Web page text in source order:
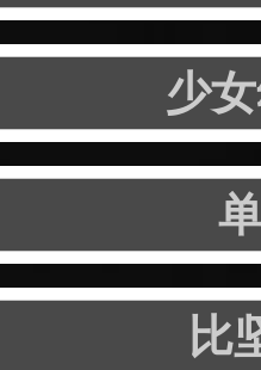
少
比